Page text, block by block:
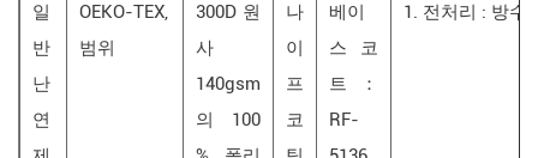
일
반
난
연
OEKO-TEX,
범위
300D 원
사
140gsm
의 100
나
이
프
코
베이
스 코
트 ：
RF-
1. 전처리 : 방수